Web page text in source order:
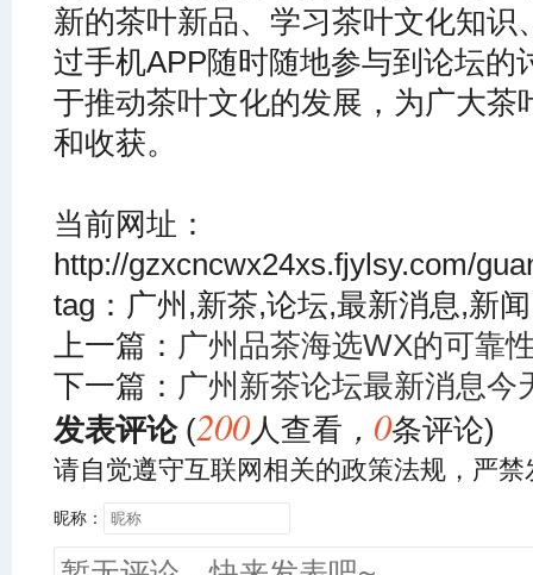
新的茶叶新品、学习茶叶文化知识
过手机APP随时随地参与到论坛的
于推动茶叶文化的发展，为广大茶
和收获。
当前网址：
http://gzxcncwx24xs.fjylsy.com/
tag：广州,新茶,论坛,最新消息,新闻
上一篇： 广州品茶海选WX的可靠
下一篇： 广州新茶论坛最新消息今
发表评论 (200人查看 ， 0条评论)
请自觉遵守互联网相关的政策法规，严
昵称：